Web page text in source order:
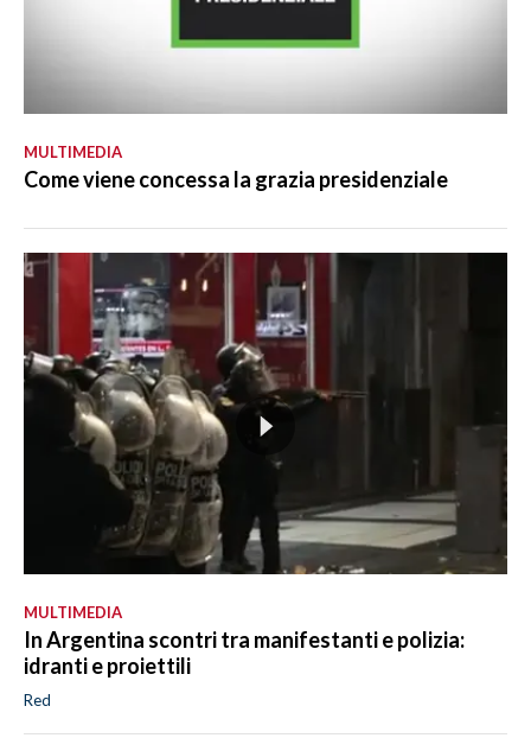
MULTIMEDIA
Come viene concessa la grazia presidenziale
MULTIMEDIA
In Argentina scontri tra manifestanti e polizia:
idranti e proiettili
Red